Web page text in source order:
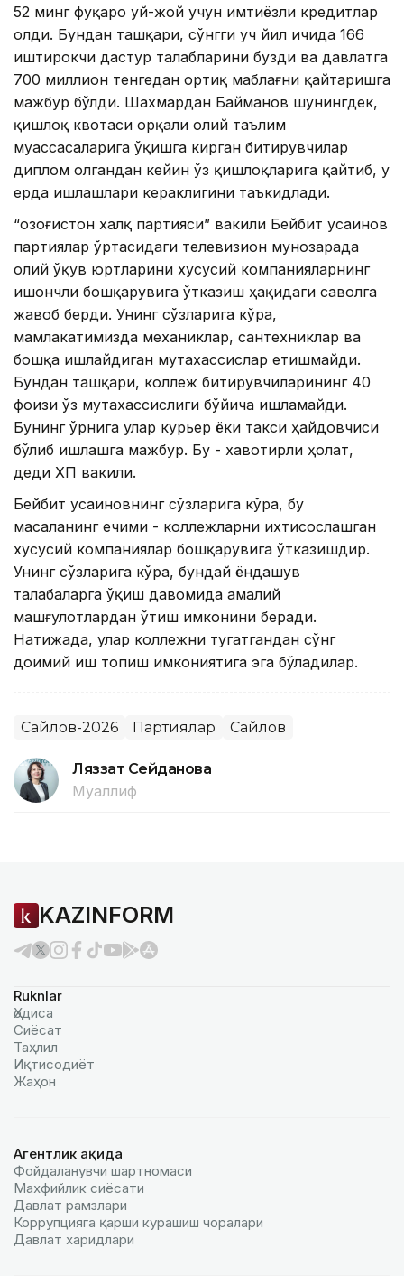
52 минг фуқаро уй-жой учун имтиёзли кредитлар
олди. Бундан ташқари, сўнгги уч йил ичида 166
иштирокчи дастур талабларини бузди ва давлатга
700 миллион тенгедан ортиқ маблағни қайтаришга
мажбур бўлди. Шахмардан Байманов шунингдек,
қишлоқ квотаси орқали олий таълим
муассасаларига ўқишга кирган битирувчилар
диплом олгандан кейин ўз қишлоқларига қайтиб, у
ерда ишлашлари кераклигини таъкидлади.
“Қозоғистон халқ партияси” вакили Бейбит Қусаинов
партиялар ўртасидаги телевизион мунозарада
олий ўқув юртларини хусусий компанияларнинг
ишончли бошқарувига ўтказиш ҳақидаги саволга
жавоб берди. Унинг сўзларига кўра,
мамлакатимизда механиклар, сантехниклар ва
бошқа ишлайдиган мутахассислар етишмайди.
Бундан ташқари, коллеж битирувчиларининг 40
фоизи ўз мутахассислиги бўйича ишламайди.
Бунинг ўрнига улар курьер ёки такси ҳайдовчиси
бўлиб ишлашга мажбур. Бу - хавотирли ҳолат,
деди ҚХП вакили.
Бейбит Қусаиновнинг сўзларига кўра, бу
масаланинг ечими - коллежларни ихтисослашган
хусусий компаниялар бошқарувига ўтказишдир.
Унинг сўзларига кўра, бундай ёндашув
талабаларга ўқиш давомида амалий
машғулотлардан ўтиш имконини беради.
Натижада, улар коллежни тугатгандан сўнг
доимий иш топиш имкониятига эга бўладилар.
Сайлов-2026 Партиялар Сайлов
Ляззат Сейданова
Муаллиф
KAZINFORM
Ruknlar
Ҳодиса
Сиёсат
Таҳлил
Иқтисодиёт
Жаҳон
Агентлик ҳақида
Фойдаланувчи шартномаси
Махфийлик сиёсати
Давлат рамзлари
Коррупцияга қарши курашиш чоралари
Давлат харидлари